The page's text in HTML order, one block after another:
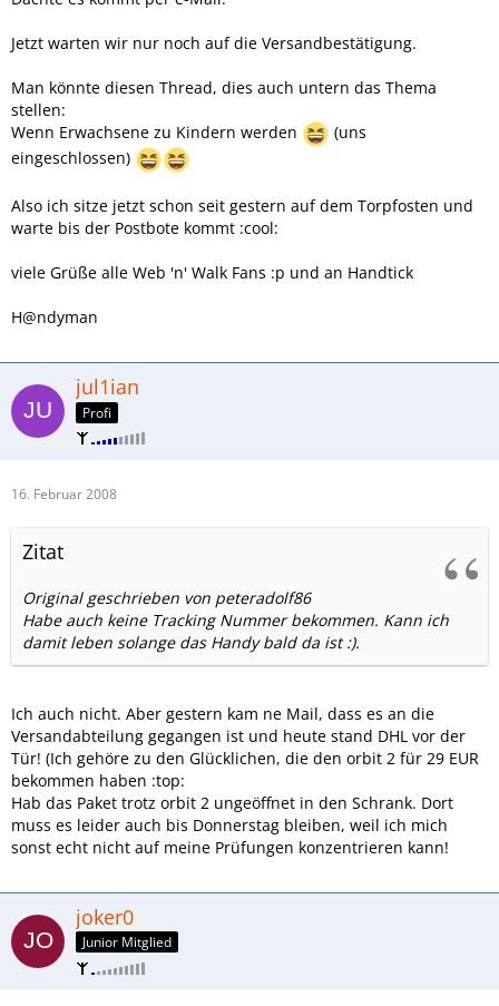
Jetzt warten wir nur noch auf die Versandbestätigung.
Man könnte diesen Thread, dies auch untern das Thema
stellen:
Wenn Erwachsene zu Kindern werden
(uns
eingeschlossen)
Also ich sitze jetzt schon seit gestern auf dem Torpfosten und
warte bis der Postbote kommt :cool:
viele Grüße alle Web 'n' Walk Fans :p und an Handtick
H@ndyman
jul1ian
Profi
16. Februar 2008
Zitat
Original geschrieben von peteradolf86
Habe auch keine Tracking Nummer bekommen. Kann ich
damit leben solange das Handy bald da ist :).
Ich auch nicht. Aber gestern kam ne Mail, dass es an die
Versandabteilung gegangen ist und heute stand DHL vor der
Tür! (Ich gehöre zu den Glücklichen, die den orbit 2 für 29 EUR
bekommen haben :top:
Hab das Paket trotz orbit 2 ungeöffnet in den Schrank. Dort
muss es leider auch bis Donnerstag bleiben, weil ich mich
sonst echt nicht auf meine Prüfungen konzentrieren kann!
joker0
Junior Mitglied